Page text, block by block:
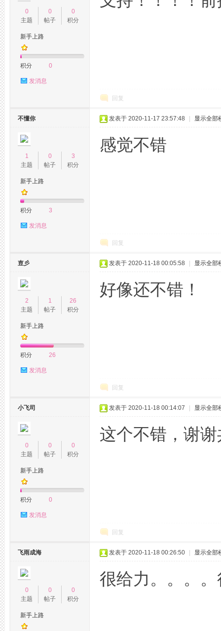
0
主题
0
帖子
0
积分
新手上路
积分 0
发消息
回复
不懂你
1
主题
0
帖子
3
积分
新手上路
积分 3
发消息
发表于 2020-11-17 23:57:48 显示全部
感觉不错
回复
壴彡
2
主题
1
帖子
26
积分
新手上路
积分 26
发消息
发表于 2020-11-18 00:05:58 显示全部
好像还不错！
回复
小飞司
0
主题
0
帖子
0
积分
新手上路
积分 0
发消息
发表于 2020-11-18 00:14:07 显示全部
这个不错，谢
回复
飞雨成海
0
主题
0
帖子
0
积分
新手上路
发表于 2020-11-18 00:26:50 显示全部
很给力。。。